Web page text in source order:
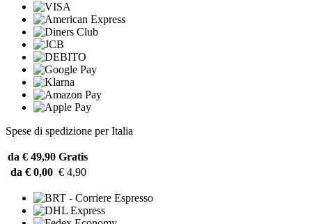
Spese di spedizione per Italia
da € 49,90 Gratis
da € 0,00 € 4,90